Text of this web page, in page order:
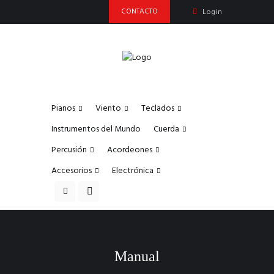
CONTACTO Login
Pianos Viento
Teclados
Instrumentos del Mundo
Cuerda
Percusión
Acordeones
Accesorios
Electrónica
Manual